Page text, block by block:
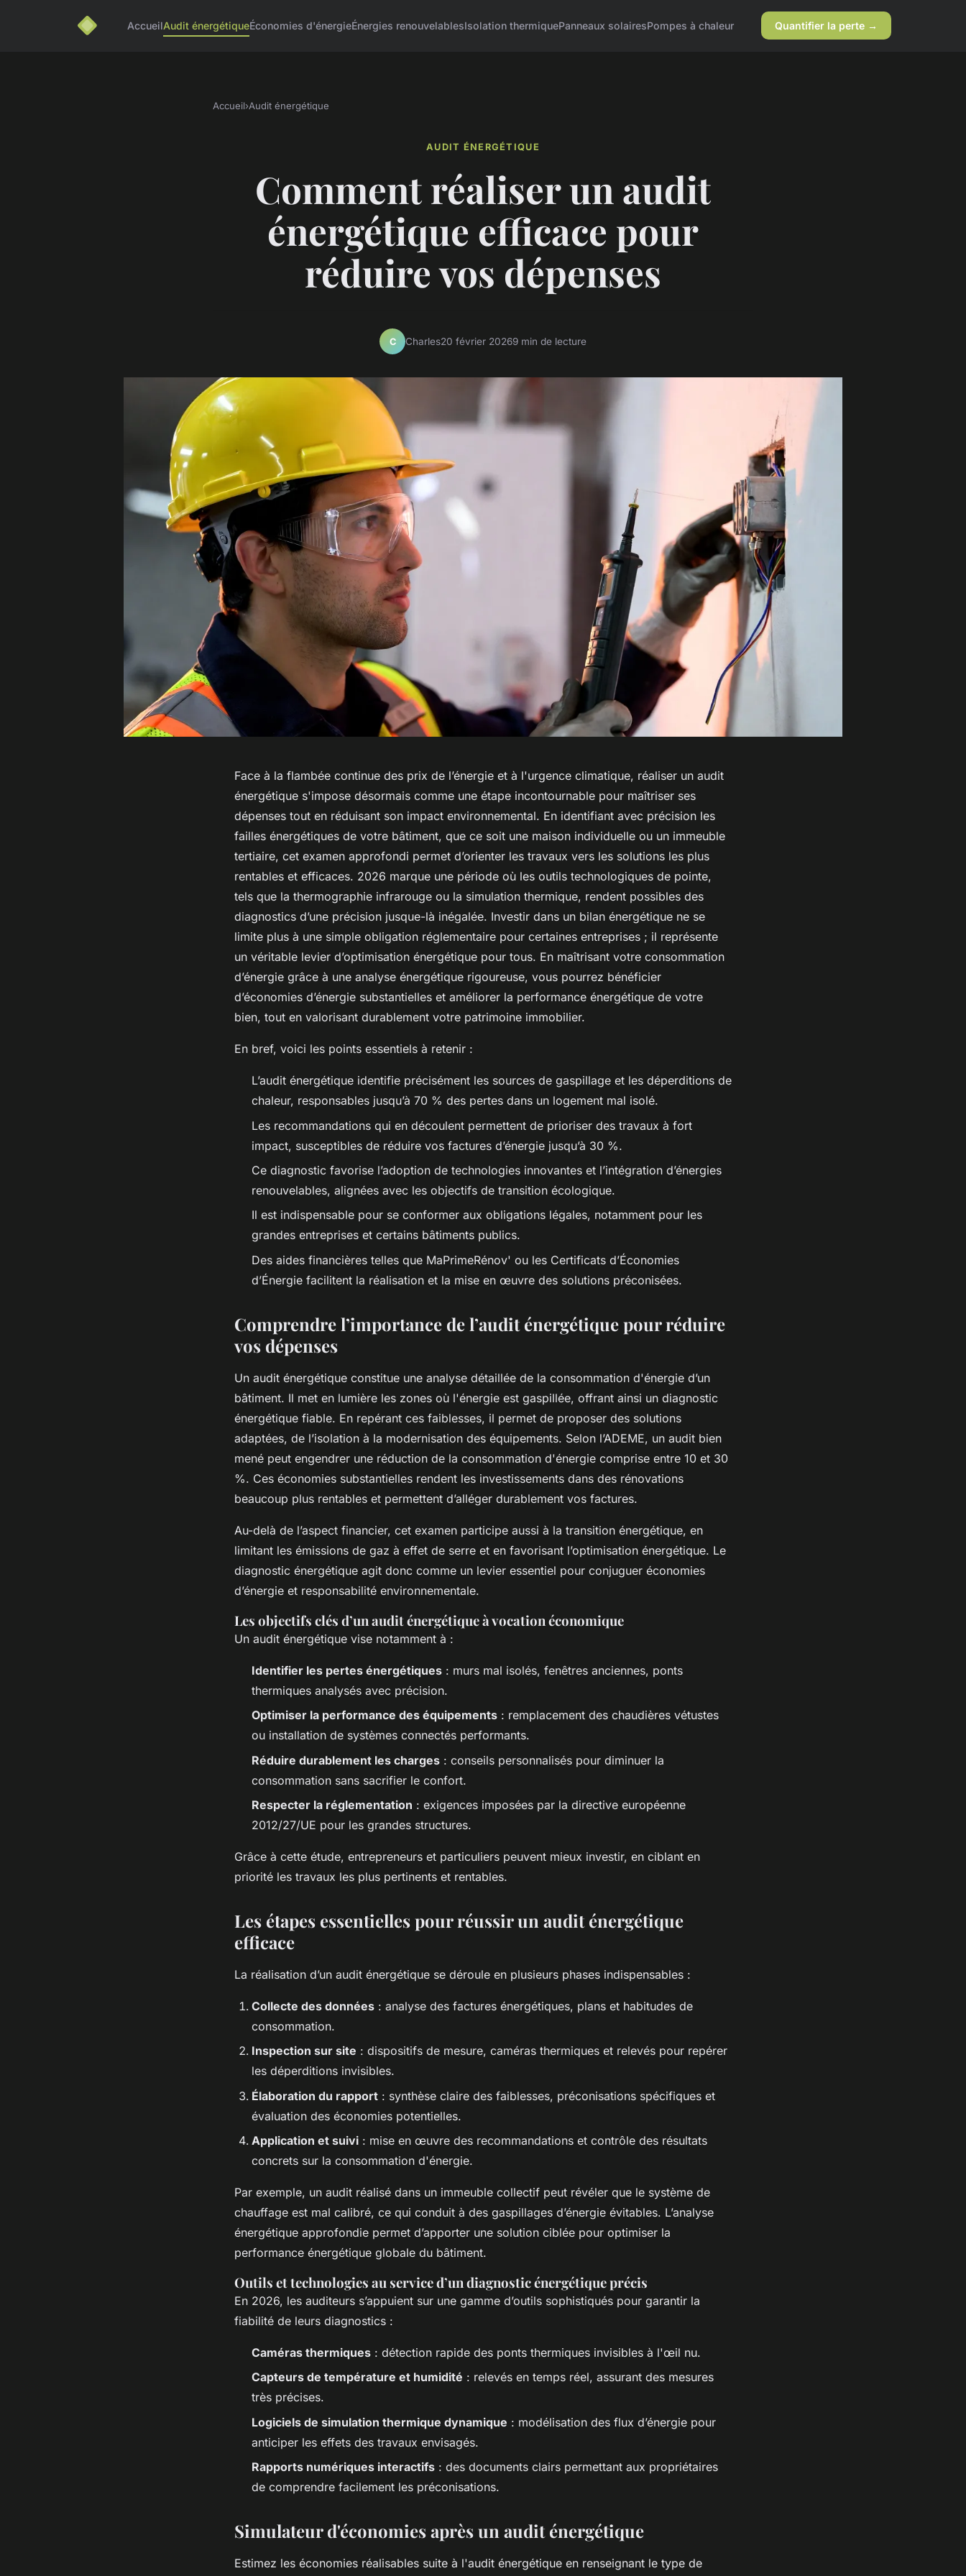
AccueilAudit énergétiqueÉconomies d'énergieÉnergies renouvelablesIsolation thermiquePanneaux solairesPompes à chaleur Quantifier la perte →
Accueil›Audit énergétique
AUDIT ÉNERGÉTIQUE
Comment réaliser un audit
énergétique efficace pour
réduire vos dépenses
C Charles20 février 20269 min de lecture
Face à la flambée continue des prix de l’énergie et à l'urgence climatique, réaliser un audit
énergétique s'impose désormais comme une étape incontournable pour maîtriser ses
dépenses tout en réduisant son impact environnemental. En identifiant avec précision les
failles énergétiques de votre bâtiment, que ce soit une maison individuelle ou un immeuble
tertiaire, cet examen approfondi permet d’orienter les travaux vers les solutions les plus
rentables et efficaces. 2026 marque une période où les outils technologiques de pointe,
tels que la thermographie infrarouge ou la simulation thermique, rendent possibles des
diagnostics d’une précision jusque-là inégalée. Investir dans un bilan énergétique ne se
limite plus à une simple obligation réglementaire pour certaines entreprises ; il représente
un véritable levier d’optimisation énergétique pour tous. En maîtrisant votre consommation
d’énergie grâce à une analyse énergétique rigoureuse, vous pourrez bénéficier
d’économies d’énergie substantielles et améliorer la performance énergétique de votre
bien, tout en valorisant durablement votre patrimoine immobilier.
En bref, voici les points essentiels à retenir :
L’audit énergétique identifie précisément les sources de gaspillage et les déperditions de
chaleur, responsables jusqu’à 70 % des pertes dans un logement mal isolé.
Les recommandations qui en découlent permettent de prioriser des travaux à fort
impact, susceptibles de réduire vos factures d’énergie jusqu’à 30 %.
Ce diagnostic favorise l’adoption de technologies innovantes et l’intégration d’énergies
renouvelables, alignées avec les objectifs de transition écologique.
Il est indispensable pour se conformer aux obligations légales, notamment pour les
grandes entreprises et certains bâtiments publics.
Des aides financières telles que MaPrimeRénov' ou les Certificats d’Économies
d’Énergie facilitent la réalisation et la mise en œuvre des solutions préconisées.
Comprendre l’importance de l’audit énergétique pour réduire
vos dépenses
Un audit énergétique constitue une analyse détaillée de la consommation d'énergie d’un
bâtiment. Il met en lumière les zones où l'énergie est gaspillée, offrant ainsi un diagnostic
énergétique fiable. En repérant ces faiblesses, il permet de proposer des solutions
adaptées, de l’isolation à la modernisation des équipements. Selon l’ADEME, un audit bien
mené peut engendrer une réduction de la consommation d'énergie comprise entre 10 et 30
%. Ces économies substantielles rendent les investissements dans des rénovations
beaucoup plus rentables et permettent d’alléger durablement vos factures.
Au-delà de l’aspect financier, cet examen participe aussi à la transition énergétique, en
limitant les émissions de gaz à effet de serre et en favorisant l’optimisation énergétique. Le
diagnostic énergétique agit donc comme un levier essentiel pour conjuguer économies
d’énergie et responsabilité environnementale.
Les objectifs clés d’un audit énergétique à vocation économique
Un audit énergétique vise notamment à :
Identifier les pertes énergétiques : murs mal isolés, fenêtres anciennes, ponts
thermiques analysés avec précision.
Optimiser la performance des équipements : remplacement des chaudières vétustes
ou installation de systèmes connectés performants.
Réduire durablement les charges : conseils personnalisés pour diminuer la
consommation sans sacrifier le confort.
Respecter la réglementation : exigences imposées par la directive européenne
2012/27/UE pour les grandes structures.
Grâce à cette étude, entrepreneurs et particuliers peuvent mieux investir, en ciblant en
priorité les travaux les plus pertinents et rentables.
Les étapes essentielles pour réussir un audit énergétique
efficace
La réalisation d’un audit énergétique se déroule en plusieurs phases indispensables :
Collecte des données : analyse des factures énergétiques, plans et habitudes de
consommation.
Inspection sur site : dispositifs de mesure, caméras thermiques et relevés pour repérer
les déperditions invisibles.
Élaboration du rapport : synthèse claire des faiblesses, préconisations spécifiques et
évaluation des économies potentielles.
Application et suivi : mise en œuvre des recommandations et contrôle des résultats
concrets sur la consommation d'énergie.
Par exemple, un audit réalisé dans un immeuble collectif peut révéler que le système de
chauffage est mal calibré, ce qui conduit à des gaspillages d’énergie évitables. L’analyse
énergétique approfondie permet d’apporter une solution ciblée pour optimiser la
performance énergétique globale du bâtiment.
Outils et technologies au service d’un diagnostic énergétique précis
En 2026, les auditeurs s’appuient sur une gamme d’outils sophistiqués pour garantir la
fiabilité de leurs diagnostics :
Caméras thermiques : détection rapide des ponts thermiques invisibles à l'œil nu.
Capteurs de température et humidité : relevés en temps réel, assurant des mesures
très précises.
Logiciels de simulation thermique dynamique : modélisation des flux d’énergie pour
anticiper les effets des travaux envisagés.
Rapports numériques interactifs : des documents clairs permettant aux propriétaires
de comprendre facilement les préconisations.
Simulateur d'économies après un audit énergétique
Estimez les économies réalisables suite à l'audit énergétique en renseignant le type de